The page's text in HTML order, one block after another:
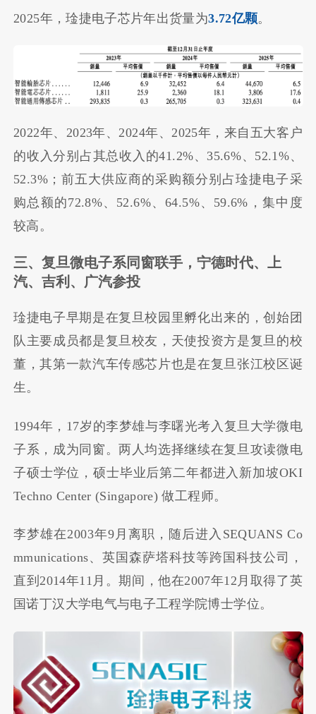
2025年，琻捷电子芯片年出货量为3.72亿颗。
2022年、2023年、2024年、2025年，来自五大客户
的收入分别占其总收入的41.2%、35.6%、52.1%、
52.3%；前五大供应商的采购额分别占琻捷电子采
购总额的72.8%、52.6%、64.5%、59.6%，集中度
较高。
三、复旦微电子系同窗联手，宁德时代、上
汽、吉利、广汽参投
琻捷电子早期是在复旦校园里孵化出来的，创始团
队主要成员都是复旦校友，天使投资方是复旦的校
董，其第一款汽车传感芯片也是在复旦张江校区诞
生。
1994年，17岁的李梦雄与李曙光考入复旦大学微电
子系，成为同窗。两人均选择继续在复旦攻读微电
子硕士学位，硕士毕业后第二年都进入新加坡OKI
Techno Center (Singapore) 做工程师。
李梦雄在2003年9月离职，随后进入SEQUANS Co
mmunications、英国森萨塔科技等跨国科技公司，
直到2014年11月。期间，他在2007年12月取得了英
国诺丁汉大学电气与电子工程学院博士学位。